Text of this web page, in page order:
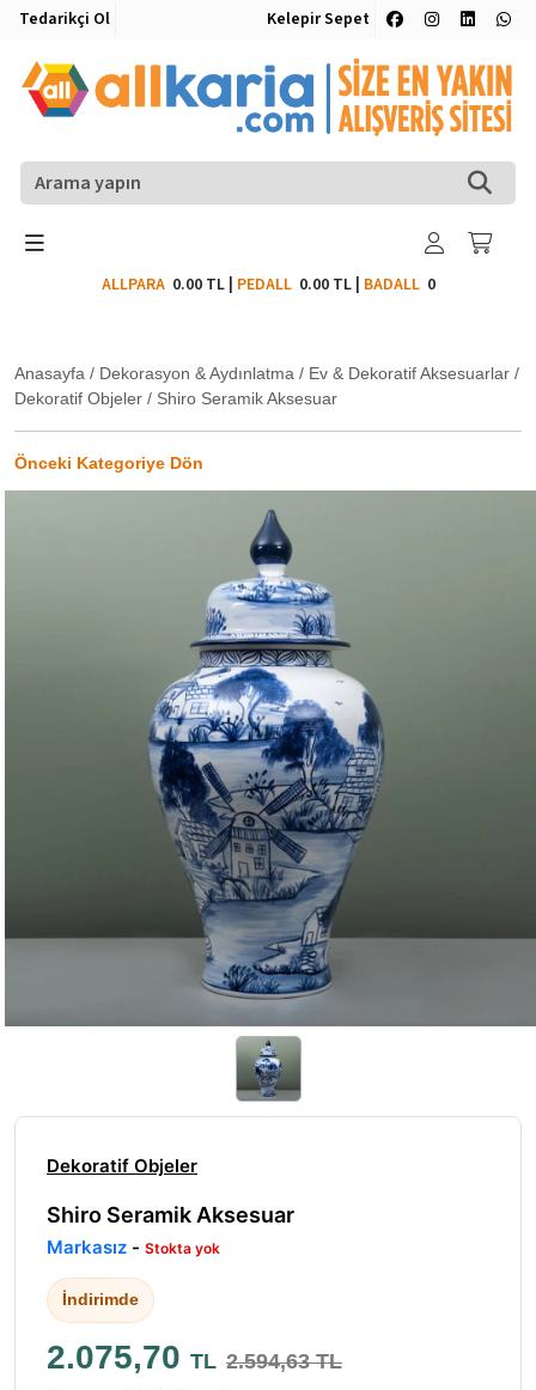
Tedarikçi Ol Kelepir Sepet
ALLPARA 0.00 TL| PEDALL 0.00 TL| BADALL0
Anasayfa / Dekorasyon & Aydınlatma / Ev & Dekoratif Aksesuarlar /
Dekoratif Objeler / Shiro Seramik Aksesuar
Önceki Kategoriye Dön
Dekoratif Objeler
Shiro Seramik Aksesuar
Markasız - Stokta yok
İndirimde
2.075,70 TL 2.594,63 TL